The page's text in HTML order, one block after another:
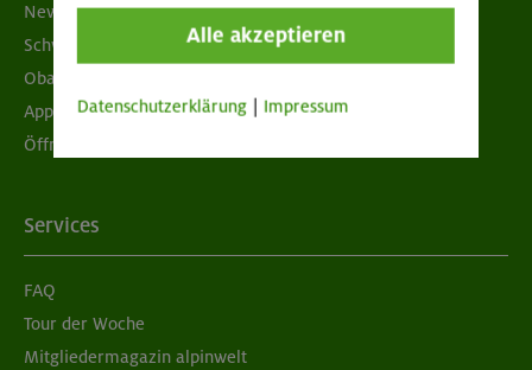
Newsletter
Schwarzes Brett
Obacht geben!
App "Mein DAV+"
Öffnungszeiten
Services
FAQ
Tour der Woche
Mitgliedermagazin alpinwelt
Alle akzeptieren
Datenschutzerklärung Impressum